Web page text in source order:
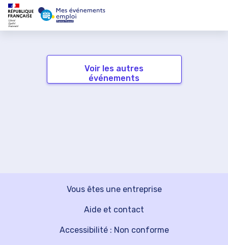
Voir les autres
événements
Vous êtes une entreprise
Aide et contact
Accessibilité : Non conforme